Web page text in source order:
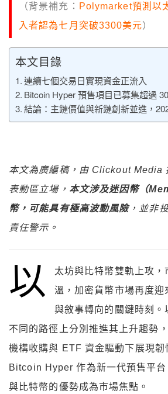
（背景補充： Polymarket預測以
入者認為七月突破3300美元）
本文目錄
連續七個交易日實現資金正流入
Bitcoin Hyper 預售項目已募集超過
結論：主鏈價值與新鏈創新並進，
本文為廣編稿，由 Clickout Media
表動區立場， 本文涉及迷因幣（
幣，可能具有極高波動風險，並非
責任警示。
以
太坊與比特幣雙軌上攻，
溫，加密貨幣市場再度迎
與敘事轉向的關鍵時刻。
不同的路徑上分別推進其上升趨勢
機構收購與 ETF資金驅動下展現韌
Bitcoin Hyper作為新一代預售平
與比特幣的優勢成為市場焦點。